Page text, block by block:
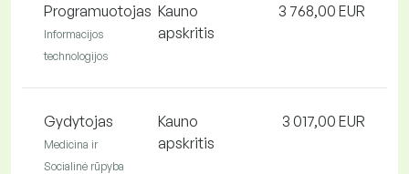
Programuotojas
Informacijos
technologijos
Kauno
apskritis
3 768,00 EUR
Gydytojas
Medicina ir
Socialinė rūpyba
Kauno
apskritis
3 017,00 EUR